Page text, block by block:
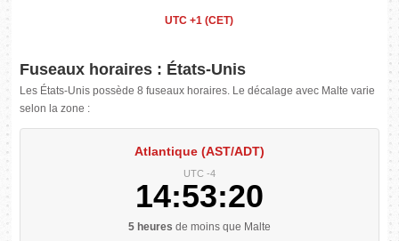
UTC +1 (CET)
Fuseaux horaires : États-Unis
Les États-Unis possède 8 fuseaux horaires. Le décalage avec Malte varie
selon la zone :
Atlantique (AST/ADT)
UTC -4
14:53:21
5 heures de moins que Malte